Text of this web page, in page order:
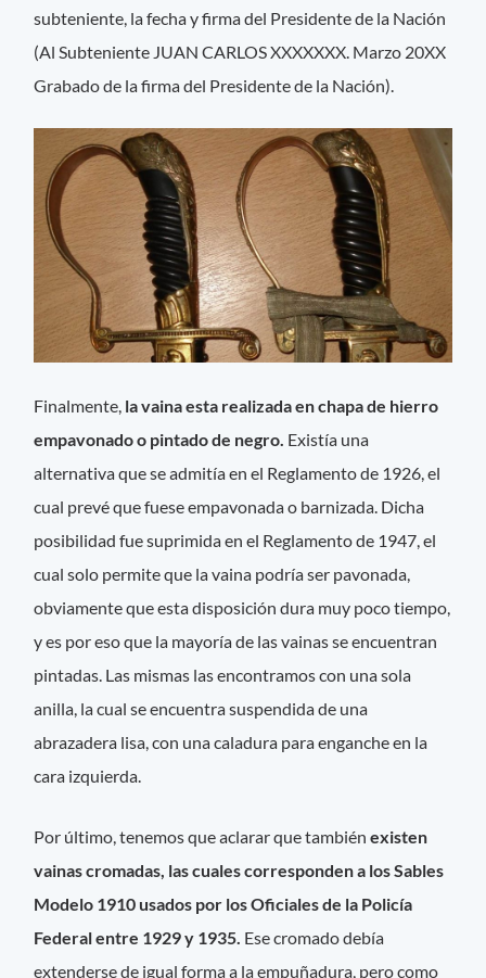
subteniente, la fecha y firma del Presidente de la Nación
(Al Subteniente JUAN CARLOS XXXXXXX. Marzo 20XX
Grabado de la firma del Presidente de la Nación).
Finalmente, la vaina esta realizada en chapa de hierro
empavonado o pintado de negro. Existía una
alternativa que se admitía en el Reglamento de 1926, el
cual prevé que fuese empavonada o barnizada. Dicha
posibilidad fue suprimida en el Reglamento de 1947, el
cual solo permite que la vaina podría ser pavonada,
obviamente que esta disposición dura muy poco tiempo,
y es por eso que la mayoría de las vainas se encuentran
pintadas. Las mismas las encontramos con una sola
anilla, la cual se encuentra suspendida de una
abrazadera lisa, con una caladura para enganche en la
cara izquierda.
Por último, tenemos que aclarar que tambiénexisten
vainas cromadas, las cuales corresponden a los Sables
Modelo 1910 usados por los Oficiales de la Policía
Federal entre 1929 y 1935. Ese cromado debía
extenderse de igual forma a la empuñadura, pero como